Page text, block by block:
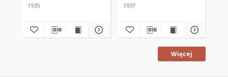
1935 1937
Więcej